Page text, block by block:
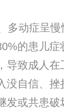
多动症呈慢
的患儿症
导致成人
没自信、挫
发或共患破